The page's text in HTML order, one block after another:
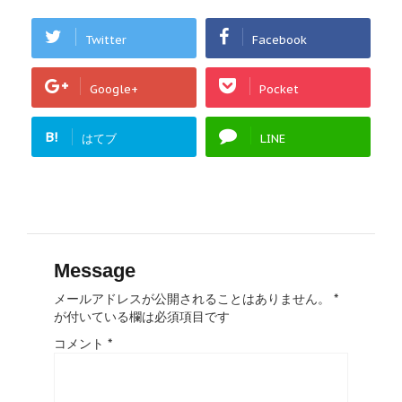
Twitter Facebook
Google+ Pocket
B! はてブ LINE
Message
メールアドレスが公開されることはありません。
*
が付いている欄は必須項目です
コメント *